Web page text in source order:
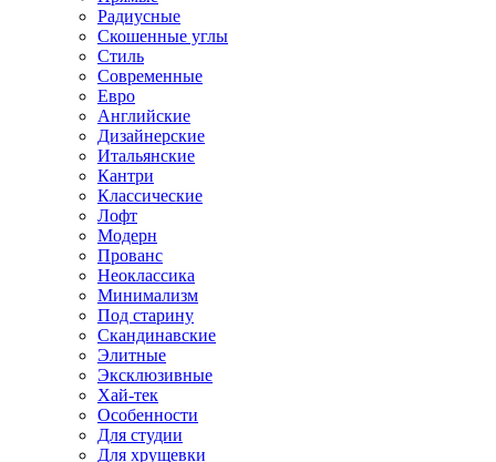
Радиусные
Скошенные углы
Стиль
Современные
Евро
Английские
Дизайнерские
Итальянские
Кантри
Классические
Лофт
Модерн
Прованс
Неоклассика
Минимализм
Под старину
Скандинавские
Элитные
Эксклюзивные
Хай-тек
Особенности
Для студии
Для хрущевки